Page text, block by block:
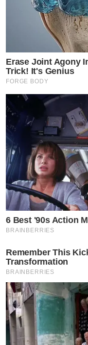
Erase Joint Agony
Trick! It's Genius
FORGE BODY
6 Best '90s Action
BRAINBERRIES
Remember This
Transformation
BRAINBERRIES